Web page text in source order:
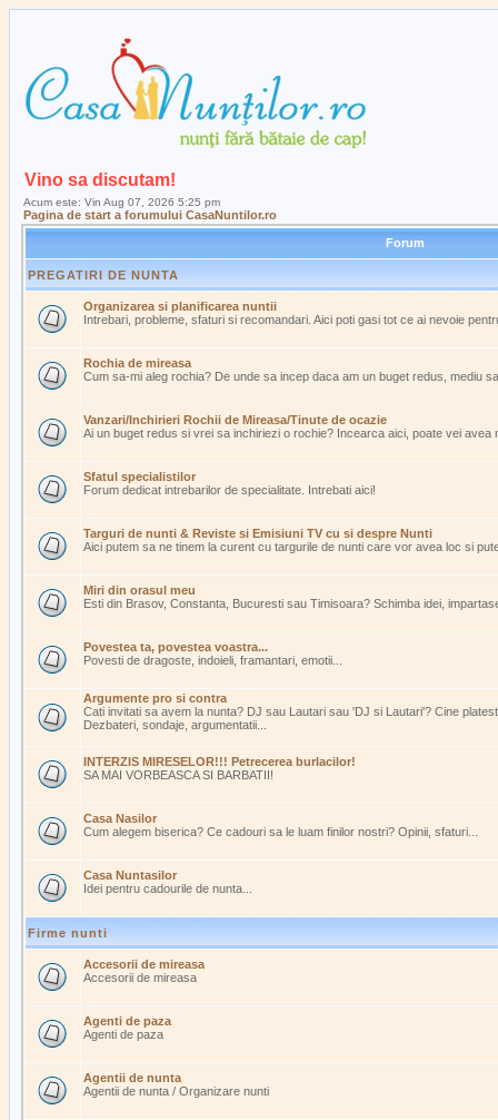
Vino sa discutam!
Acum este: Vin Aug 07, 2026 5:25 pm
Pagina de start a forumului CasaNuntilor.ro
Forum
PREGATIRI DE NUNTA
Organizarea si planificarea nuntii
Intrebari, probleme, sfaturi si recomandari. Aici poti gasi tot ce ai nevoie
Rochia de mireasa
Cum sa-mi aleg rochia? De unde sa incep daca am un buget redus, mediu
Vanzari/Inchirieri Rochii de Mireasa/Tinute de ocazie
Ai un buget redus si vrei sa inchiriezi o rochie? Incearca aici, poate vei avea
Sfatul specialistilor
Forum dedicat intrebarilor de specialitate. Intrebati aici!
Targuri de nunti & Reviste si Emisiuni TV cu si despre Nunti
Aici putem sa ne tinem la curent cu targurile de nunti care vor avea loc si
Miri din orasul meu
Esti din Brasov, Constanta, Bucuresti sau Timisoara? Schimba idei,
Povestea ta, povestea voastra...
Povesti de dragoste, indoieli, framantari, emotii...
Argumente pro si contra
Cati invitati sa avem la nunta? DJ sau Lautari sau 'DJ si Lautari'? Cine
Dezbateri, sondaje, argumentatii...
INTERZIS MIRESELOR!!! Petrecerea burlacilor!
SA MAI VORBEASCA SI BARBATII!
Casa Nasilor
Cum alegem biserica? Ce cadouri sa le luam finilor nostri? Opinii, sfaturi...
Casa Nuntasilor
Idei pentru cadourile de nunta...
Firme nunti
Accesorii de mireasa
Accesorii de mireasa
Agenti de paza
Agenti de paza
Agentii de nunta
Agentii de nunta / Organizare nunti